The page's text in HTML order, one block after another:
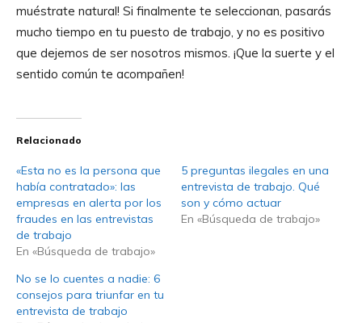
muéstrate natural! Si finalmente te seleccionan, pasarás
mucho tiempo en tu puesto de trabajo, y no es positivo
que dejemos de ser nosotros mismos. ¡Que la suerte y el
sentido común te acompañen!
Relacionado
«Esta no es la persona que
había contratado»: las
empresas en alerta por los
fraudes en las entrevistas
de trabajo
En «Búsqueda de trabajo»
5 preguntas ilegales en una
entrevista de trabajo. Qué
son y cómo actuar
En «Búsqueda de trabajo»
No se lo cuentes a nadie: 6
consejos para triunfar en tu
entrevista de trabajo